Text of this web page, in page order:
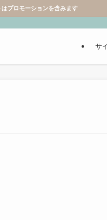
はプロモーションを含みます
サ